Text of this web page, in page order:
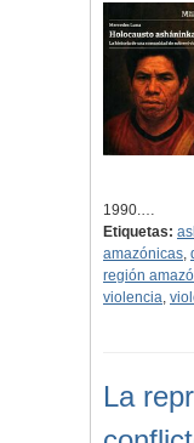
1990.…
Etiquetas:
amazónicas,
región
violencia,
La